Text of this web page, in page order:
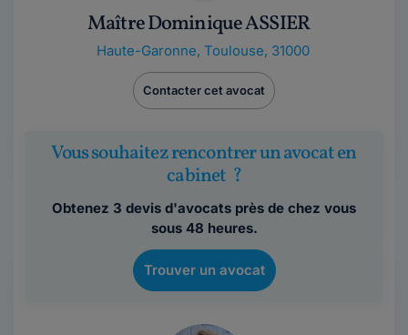
Maître Dominique ASSIER
Haute-Garonne, Toulouse, 31000
Contacter cet avocat
Vous souhaitez rencontrer un avocat en
cabinet ?
Obtenez 3 devis d'avocats près de chez vous
sous 48 heures.
Trouver un avocat